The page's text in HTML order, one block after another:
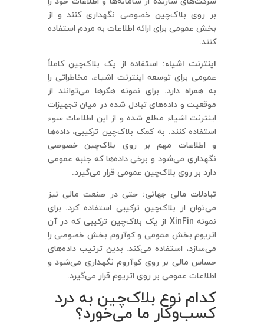
بر روی بلاک‌چین خصوصی نگهداری کنند و از
بخش عمومی برای ارائه اطلاعات به مردم استفاده
کنند.
اینترنت اشیاء: استفاده از یک بلاک‌چین کاملاً
عمومی برای توسعه اینترنت اشیاء، مخاطراتی را
به همراه دارد. برای نمونه هکرها می‌توانند از
موقعیت و داده‌های تبادل شده در میان تجهیزات
اینترنت اشیاء مطلع شده و از این اطلاعات سوء
استفاده کنند. به کمک بلاک‌چین ترکیبی، داده‌ها
و اطلاعات مهم بر روی بلاک‌چین خصوصی
نگهداری می‌شود و برخی داده‌ها که جنبه عمومی
دارد بر روی بلاک‌چین عمومی قرار می‌گیرد.
تبادلات مالی جهانی: حتی در صنعت مالی نیز
می‌توان از بلاک‌چین ترکیبی استفاده کرد. برای
نمونه XinFin از یک بلاک‌چین ترکیبی که در آن
اتریوم بخش عمومی و کوآروم بخش خصوصی را
می‌سازد، استفاده می‌کند. بدین ترتیب داده‌های
حساس مالی بر روی کوآروم نگهداری می‌شود و
اطلاعات عمومی بر روی اتریوم قرار می‌گیرد.
کدام نوع بلاک‌چین به درد
کسب‌وکار ما می‌خورد؟